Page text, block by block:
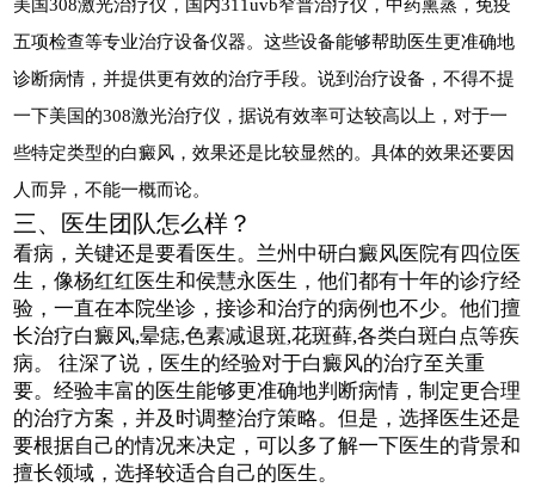
五项检查等专业治疗设备仪器。这些设备能够帮助医生更准确地
诊断病情，并提供更有效的治疗手段。说到治疗设备，不得不提
一下美国的308激光治疗仪，据说有效率可达较高以上，对于一
些特定类型的白癜风，效果还是比较显然的。具体的效果还要因
人而异，不能一概而论。
三、医生团队怎么样？
看病，关键还是要看医生。兰州中研白癜风医院有四位医
生，像杨红红医生和侯慧永医生，他们都有十年的诊疗经
验，一直在本院坐诊，接诊和治疗的病例也不少。他们擅
长治疗白癜风,晕痣,色素减退斑,花斑藓,各类白斑白点等疾
病。 往深了说，医生的经验对于白癜风的治疗至关重
要。经验丰富的医生能够更准确地判断病情，制定更合理
的治疗方案，并及时调整治疗策略。但是，选择医生还是
要根据自己的情况来决定，可以多了解一下医生的背景和
擅长领域，选择较适合自己的医生。